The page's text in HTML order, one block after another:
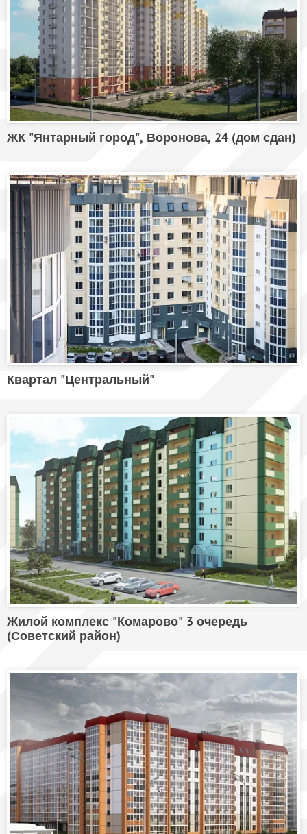
ЖК "Янтарный город", Воронова, 24 (дом сдан)
Квартал "Центральный"
Жилой комплекс "Комарово" 3 очередь
(Советский район)